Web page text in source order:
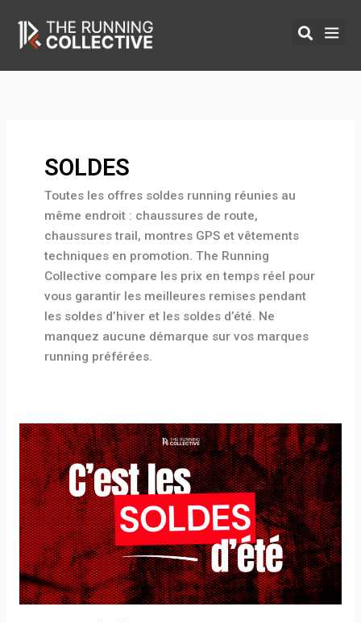
contenu
SOLDES
Toutes les offres soldes running réunies au
même endroit : chaussures de route,
chaussures trail, montres GPS et vêtements
techniques en promotion. The Running
Collective compare les prix en temps réel pour
vous garantir les meilleures remises pendant
les soldes d’hiver et les soldes d’été. Ne
manquez aucune démarque sur vos marques
running préférées.
SOLDES
ÉTÉ
2026
:
tous
les
codes
promos
actifs